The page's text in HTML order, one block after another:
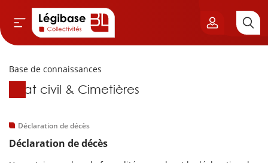
& Cimetières
& Élu local
Base de connaissances
Base de connaissances
État civil & Cimetières
Déclaration de décès
Déclaration de décès